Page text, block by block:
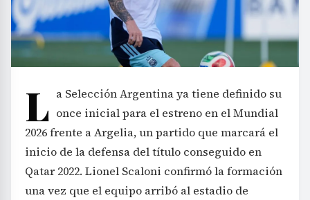
L a Selección Argentina ya tiene definido su
once inicial para el estreno en el Mundial
2026 frente a Argelia, un partido que marcará el
inicio de la defensa del título conseguido en
Qatar 2022. Lionel Scaloni confirmó la formación
una vez que el equipo arribó al estadio de